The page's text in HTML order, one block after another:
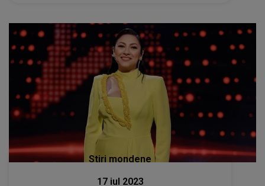
Stiri mondene
17 iul 2023